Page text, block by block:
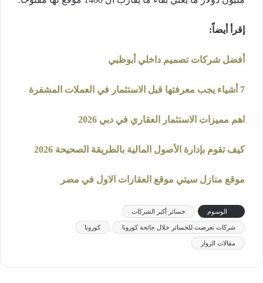
إقرأ أيضاً:
أفضل شركات تصميم داخلي أبوظبي
7 أشياء يجب معرفتها قبل الاستثمار في العملات المشفرة
اهم مميزات الاستثمار العقاري في دبي 2026
كيف تقوم بإدارة الأصول المالية بالطريقة الصحيحة 2026
موقع منازل سيتي موقع العقارات الاول في مصر
الوسوم خسائر أكبر الشركات
شركات تعرضت للخسائر خلال جائحة كورونا كورونا
مقالات الزوار